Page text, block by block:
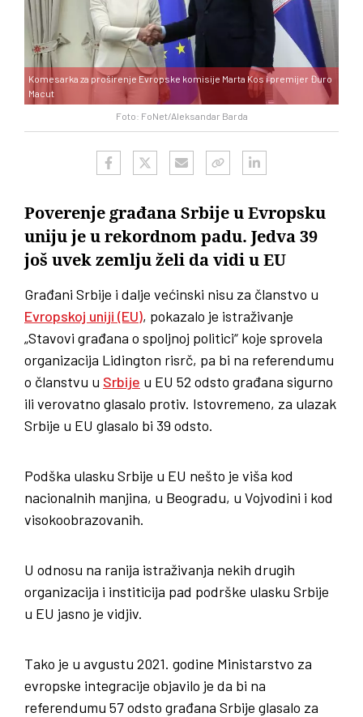
Foto: FoNet/Aleksandar Barda
Komesarka za proširenje Evropske komisije Marta Kos i premijer Đuro
Macut
Poverenje građana Srbije u Evropsku
uniju je u rekordnom padu. Jedva 39
još uvek zemlju želi da vidi u EU
Građani Srbije i dalje većinski nisu za članstvo u
Evropskoj uniji (EU), pokazalo je istraživanje
„Stavovi građana o spoljnoj politici“ koje sprovela
organizacija Lidington risrč, pa bi na referendumu
o članstvu u Srbije u EU 52 odsto građana sigurno
ili verovatno glasalo protiv. Istovremeno, za ulazak
Srbije u EU glasalo bi 39 odsto.
Podška ulasku Srbije u EU nešto je viša kod
nacionalnih manjina, u Beogradu, u Vojvodini i kod
visokoobrazovanih.
U odnosu na ranija istraživanja nekih drugih
organizacija i institicija pad podrške ulasku Srbije
u EU jasno je vidjiv.
Tako je u avgustu 2021. godine Ministarstvo za
evropske integracije objavilo je da bi na
referendumu 57 odsto građana Srbije glasalo za